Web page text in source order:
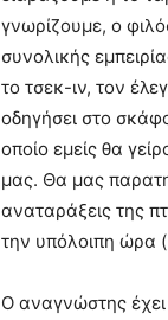
γνωρίζουμε, ο
συνολικής
το τσεκ-ιν, τον
οδηγήσει στο
οποίο εμείς θα
μας. Θα μας
αναταράξεις της
την υπόλοιπη ώρα
Ο αναγνώστης